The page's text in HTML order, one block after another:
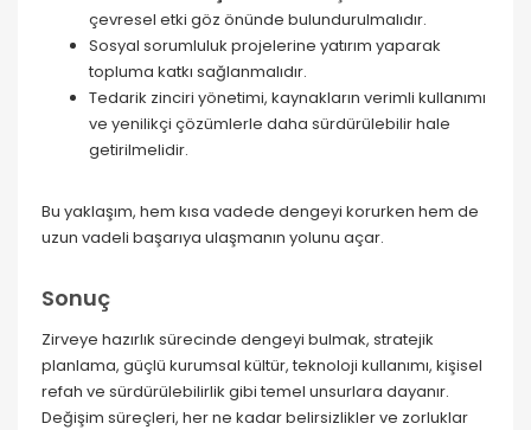
çevresel etki göz önünde bulundurulmalıdır.
Sosyal sorumluluk projelerine yatırım yaparak
topluma katkı sağlanmalıdır.
Tedarik zinciri yönetimi, kaynakların verimli kullanımı
ve yenilikçi çözümlerle daha sürdürülebilir hale
getirilmelidir.
Bu yaklaşım, hem kısa vadede dengeyi korurken hem de
uzun vadeli başarıya ulaşmanın yolunu açar.
Sonuç
Zirveye hazırlık sürecinde dengeyi bulmak, stratejik
planlama, güçlü kurumsal kültür, teknoloji kullanımı, kişisel
refah ve sürdürülebilirlik gibi temel unsurlara dayanır.
Değişim süreçleri, her ne kadar belirsizlikler ve zorluklar